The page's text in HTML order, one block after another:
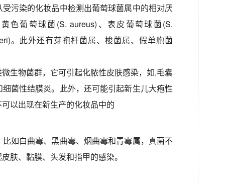
污染的化妆品中检测出葡萄球菌属中的相对厌
色葡萄球菌(S. aureus)、表皮葡萄球菌(S.
。此外还有芽孢杆菌属、梭菌属、假单胞菌
生物菌群，它可引起化脓性皮肤感染，如,毛囊
菌性结膜炎。此外，还可能引起新生儿大疱性
以出现在新生产的化妆品中的
如白曲霉、黑曲霉、烟曲霉和青霉属，真菌不
肤、黏膜、头发和指甲的感染。